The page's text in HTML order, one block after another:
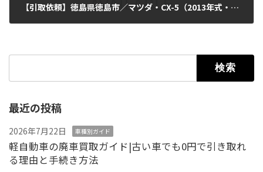
【引取依頼】徳島県徳島市／マツダ・CX-5（2013年式・走行150,000km）
最近の投稿
2026年7月22日 車種別ガイド
軽自動車の廃車買取ガイド|古い車でも0円で引き取れ
る理由と手続き方法